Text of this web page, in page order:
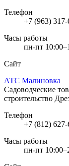
Телефон
+7 (963)
Часы работы
пн-пт
Сайт
АТС Малиновка
Садоводческие
строительство
Телефон
+7 (812)
Часы работы
пн-пт